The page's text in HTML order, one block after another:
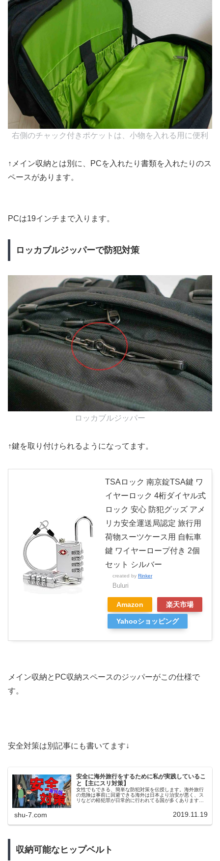
右側のチャック付きポケットは、小物を入れる用に便利
↑メイン収納とは別に、PCを入れたり書類を入れたりのス
ペースがあります。
PCは19インチまで入ります。
ロッカブルジッパーで防犯対策
ロッカブルジッパー
↑鍵を取り付けられるようになってます。
TSAロック 南京錠TSA鍵 ワ
イヤーロック 4桁ダイヤル式
ロック 安心 防犯グッズ アメ
リカ安全運送局認定 旅行用
荷物スーツケース用 自転車
鍵 ワイヤーロープ付き 2個
セット シルバー
created by Rinker
Buluri
Amazon 楽天市場
Yahooショッピング
メイン収納とPC収納スペースのジッパーがこの仕様で
す。
安全対策は別記事にも書いてます↓
安全に海外旅行をするために私が実践しているこ
と【主にスリ対策】
女性でもできる、簡単な防犯対策を伝授します。海外旅行
の危険は事前に回避できる海外は日本より治安が悪く、ス
リなどの軽犯罪が日常的に行われてる国が多くあります。
shu-7.com 2019.11.19
収納可能なヒップベルト